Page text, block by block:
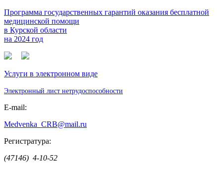
Программа государственных гарантий оказания бесплатной
медицинской помощи
в Курской области
на 2024 год
Услуги в электронном виде
Электронный лист нетрудоспособности
E-mail:
Medvenka_CRB@mail.ru
Регистратура:
(47146) 4-10-52